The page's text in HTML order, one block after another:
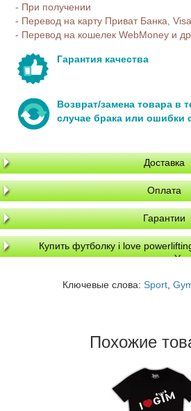
- При получении
- Перевод на карту Приват Банка,
- Перевод на кошелек WebMoney и
Гарантия качества
Возврат/замена товара в
случае брака или ошибки
Доставка
Оплата
Гарантии
Купить футболку i love
доставка по
Ключевые слова: Sport,
Похожие